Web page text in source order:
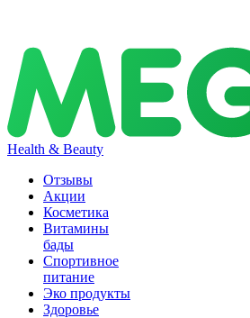
Health & Beauty
Отзывы
Акции
Косметика
Витамины
бады
Спортивное
питание
Эко продукты
Здоровье